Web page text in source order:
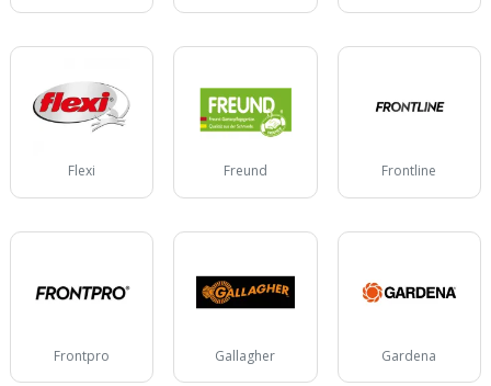
Flexi Freund Frontline
Frontpro Gallagher Gardena